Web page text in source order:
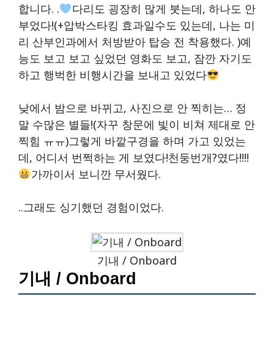
합니다. .
다리도 굉장히 많게 붓는데, 하나도 안
부었다!(+압박스타킹 효과일수도 있는데, 나는 미
리 산부인과에서 처방받아 탑승 전 착용했다. )예
능도 보고 보고 싶었던 영화도 보고, 잠깐 자기도
하고 행벅한 비행시간을 보내고 있었다
낮에서 밤으로 바뀌고, 사진으로 안 찍히는… 정
말 수많은 별들!(자꾸 창문에 빛이 비쳐 제대로 안
찍힘 ㅠㅠ)그렇게 바깥구경을 하며 가고 있었는
데, 어디서 번쩍하는 게 보였다!천둥번개?였다!!!!
가까이서 보니깐 무서웠다.
..그래도 싱기했던 경험이었다.
기내 / Onboard
기내 / Onboard